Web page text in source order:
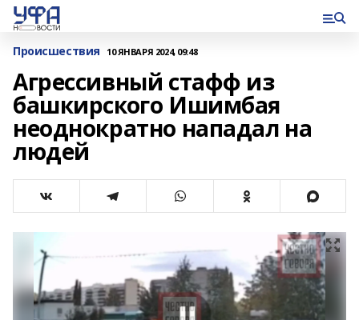
Происшествия 10 ЯНВАРЯ 2024, 09:48
Агрессивный стафф из
башкирского Ишимбая
неоднократно нападал на
людей